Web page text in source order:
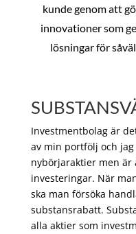
kunde genom att
innovationer som
lösningar för
Investmentbolag är
av min portfölj och
nybörjaraktier men är
investeringar. När
ska man försöka
substansrabatt.
alla aktier som